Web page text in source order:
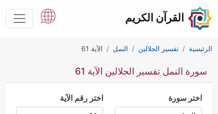
القرآن الكريم
الرئيسية تفسير الجلالين النمل الآية 61
سورة النمل تفسير الجلالين الآية 61
اختر سورة اختر رقم الآية